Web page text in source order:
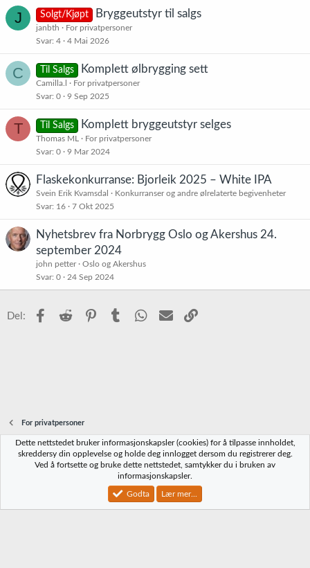
J Solgt/Kjøpt Bryggeutstyr til salgs
janbth
For privatpersoner
Svar 4 4 Mai 2026
C Til Salgs Komplett ølbrygging sett
Camilla.l
For privatpersoner
Svar 0 9 Sep 2025
T Til Salgs Komplett bryggeutstyr selges
Thomas ML
For privatpersoner
Svar 0 9 Mar 2024
Flaskekonkurranse: Bjorleik 2025 – White IPA
Svein Erik Kvamsdal
Konkurranser og andre ølrelaterte begivenheter
Svar 16 7 Okt 2025
Nyhetsbrev fra Norbrygg Oslo og Akershus 24.
september 2024
john petter
Oslo og Akershus
Svar 0 24 Sep 2024
Del: Facebook
Reddit PinterestTumblr WhatsApp
E-post
For privatpersoner
Norbrygg-default
Vilkår og regler Personvernregler
Community platform by XenForo® © 2010-2023 XenForo Ltd.
Dette nettstedet bruker informasjonskapsler (cookies) for å tilpasse innholdet,
skreddersy din opplevelse og holde deg innlogget dersom du registrerer deg.
Ved å fortsette og bruke dette nettstedet, samtykker du i bruken av
informasjonskapsler.
Godta Lær mer...